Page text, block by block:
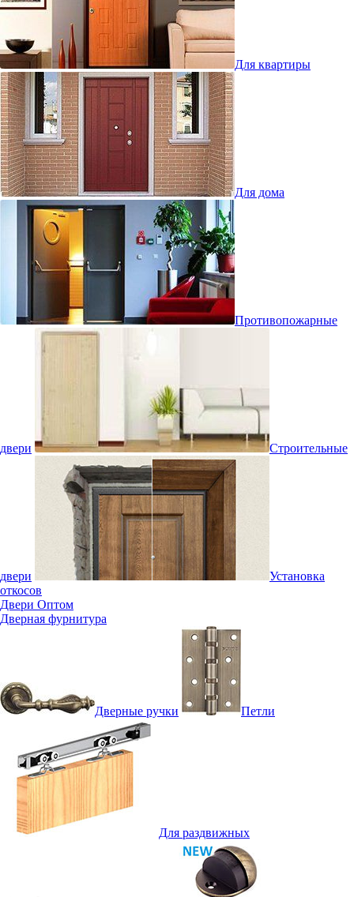
Для квартиры
Для дома
Противопожарные
двери Строительные
двери
Установка
откосов
Двери Оптом
Дверная фурнитура
Дверные ручки Петли
Для раздвижных